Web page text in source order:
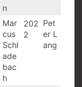
n
Mar
cus
Schl
ade
bac
h
202
2
Pet
er L
ang